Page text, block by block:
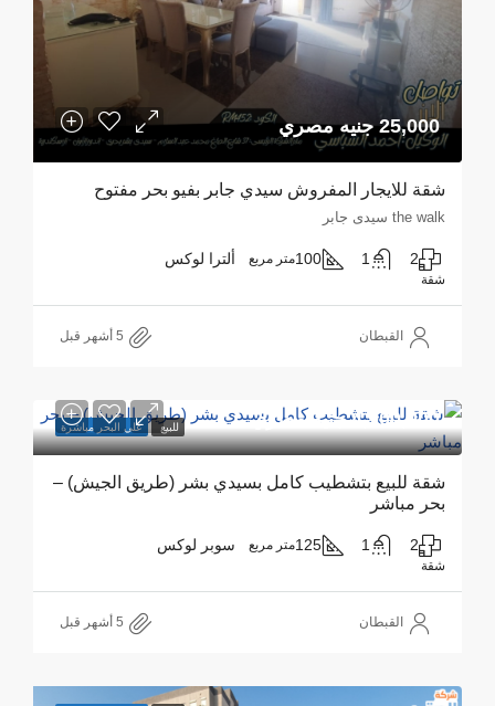
25,000 جنيه مصري
شقة للايجار المفروش سيدي جابر بفيو بحر مفتوح
the walk سيدى جابر
2
1
100متر مربع ألترا لوكس
شقة
القبطان
للبيع علي البحر مباشرة 4,900,000 جنيه مصري
شقة للبيع بتشطيب كامل بسيدي بشر (طريق الجيش) –
بحر مباشر
2
1
125متر مربع سوبر لوكس
شقة
القبطان